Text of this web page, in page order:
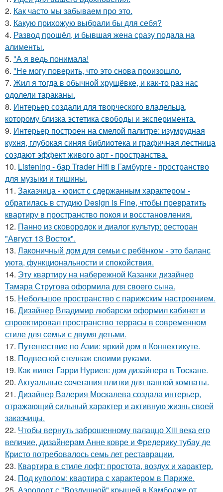
2. Как часто мы забываем про это.
3. Какую прихожую выбрали бы для себя?
4. Развод прошёл, и бывшая жена сразу подала на
алименты.
5. "А я ведь понимала!
6. "Не могу поверить, что это снова произошло.
7. Жил я тогда в обычной хрущёвке, и как-то раз нас
одолели тараканы.
8. Интерьер создали для творческого владельца,
которому близка эстетика свободы и эксперимента.
9. Интерьер построен на смелой палитре: изумрудная
кухня, глубокая синяя библиотека и графичная лестница
создают эффект живого арт - пространства.
10. Listening - бар Trader Hifi в Гамбурге - пространство
для музыки и тишины.
11. Заказчица - юрист с сдержанным характером -
обратилась в студию Design is Fine, чтобы превратить
квартиру в пространство покоя и восстановления.
12. Панно из сковородок и диалог культур: ресторан
"Август 13 Восток".
13. Лаконичный дом для семьи с ребёнком - это баланс
уюта, функциональности и спокойствия.
14. Эту квартиру на набережной Казанки дизайнер
Тамара Стругова оформила для своего сына.
15. Небольшое пространство с парижским настроением.
16. Дизайнер Владимир любарски оформил кабинет и
спроектировал пространство террасы в современном
стиле для семьи с двумя детьми.
17. Путешествие по Азии: яркий дом в Коннектикуте.
18. Подвесной стеллаж своими руками.
19. Как живет Гарри Нуриев: дом дизайнера в Тоскане.
20. Актуальные сочетания плитки для ванной комнаты.
21. Дизайнер Валерия Москалева создала интерьер,
отражающий сильный характер и активную жизнь своей
заказчицы.
22. Чтобы вернуть заброшенному палаццо Xiii века его
величие, дизайнерам Анне ковре и Фредерику тубау де
Кристо потребовалось семь лет реставрации.
23. Квартира в стиле лофт: простота, воздух и характер.
24. Под куполом: квартира с характером в Париже.
25. Аэропорт с "Воздушной" крышей в Камбодже от